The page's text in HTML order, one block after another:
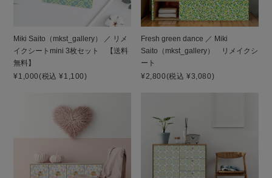
Miki Saito（mkst_gallery） ／ リメ
イクシートmini 3枚セット 【送料
無料】
¥1,000(税込 ¥1,100)
Fresh green dance ／ Miki
Saito（mkst_gallery） リメイクシ
ート
¥2,800(税込 ¥3,080)